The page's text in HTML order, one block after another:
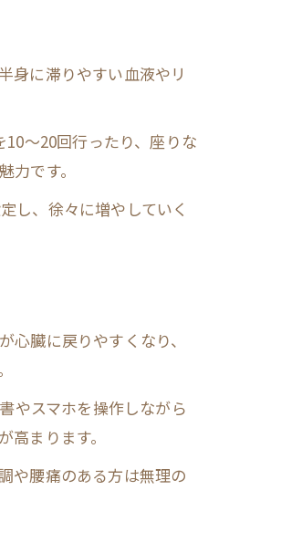
身に滞りやすい血液やリ
〜20回行ったり、座りな
です。
し、徐々に増やしていく
臓に戻りやすくなり、
やスマホを操作しながら
まります。
や腰痛のある方は無理の